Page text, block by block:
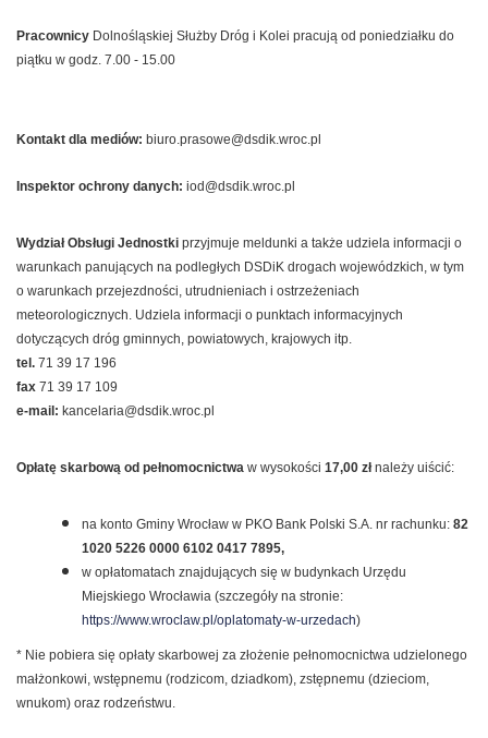
Pracownicy Dolnośląskiej Służby Dróg i Kolei pracują od poniedziałku do
piątku w godz. 7.00 - 15.00
Kontakt dla mediów: biuro.prasowe@dsdik.wroc.pl
Inspektor ochrony danych: iod@dsdik.wroc.pl
Wydział Obsługi Jednostki przyjmuje meldunki a także udziela informacji o
warunkach panujących na podległych DSDiK drogach wojewódzkich, w tym
o warunkach przejezdności, utrudnieniach i ostrzeżeniach
meteorologicznych. Udziela informacji o punktach informacyjnych
dotyczących dróg gminnych, powiatowych, krajowych itp.
tel. 71 39 17 196
fax 71 39 17 109
e-mail: kancelaria@dsdik.wroc.pl
Opłatę skarbową od pełnomocnictwa w wysokości 17,00 złnależy uiścić:
na konto Gminy Wrocław w PKO Bank Polski S.A. nr rachunku: 82
1020 5226 0000 6102 0417 7895,
w opłatomatach znajdujących się w budynkach Urzędu
Miejskiego Wrocławia (szczegóły na stronie:
https://www.wroclaw.pl/oplatomaty-w-urzedach)
* Nie pobiera się opłaty skarbowej za złożenie pełnomocnictwa udzielonego
małżonkowi, wstępnemu (rodzicom, dziadkom), zstępnemu (dzieciom,
wnukom) oraz rodzeństwu.